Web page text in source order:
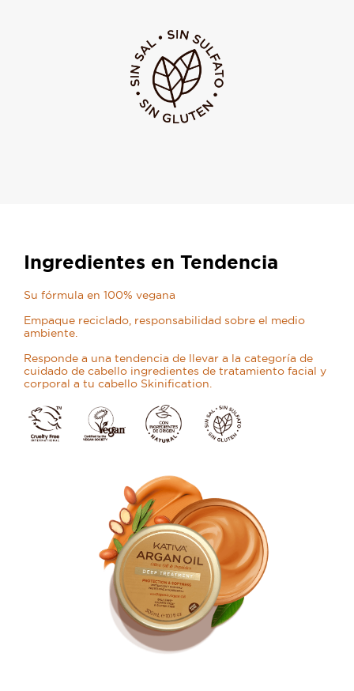
Ingredientes en Tendencia
Su fórmula en 100% vegana
Empaque reciclado, responsabilidad sobre el medio
ambiente.
Responde a una tendencia de llevar a la categoría de
cuidado de cabello ingredientes de tratamiento facial y
corporal a tu cabello Skinification.